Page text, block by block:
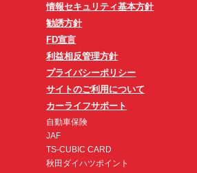
情報セキュリティ基本方針
勧誘方針
FD宣言
利益相反管理方針
プライバシーポリシー
サイトのご利用について
カーライフサポート
自動車保険
JAF
TS-CUBIC CARD
秋田ダイハツポイント